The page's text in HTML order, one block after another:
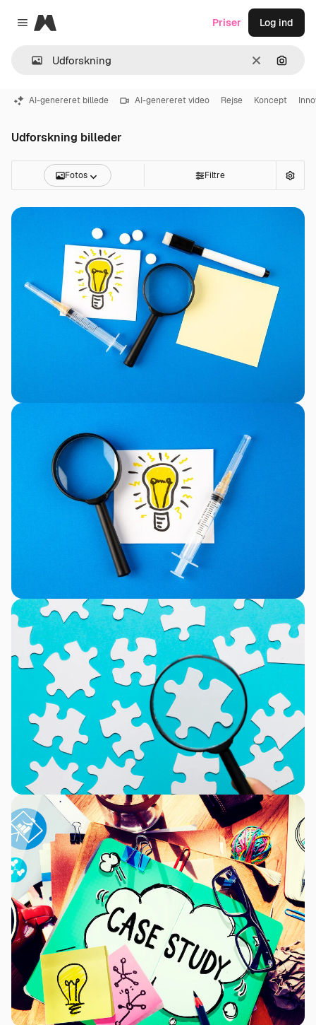
Close menu
Magnific
Klar Søg
Priser Log ind
AI-genereret billede AI-genereret video Rejse Koncept
Udforskning billeder
Fotos Filtre